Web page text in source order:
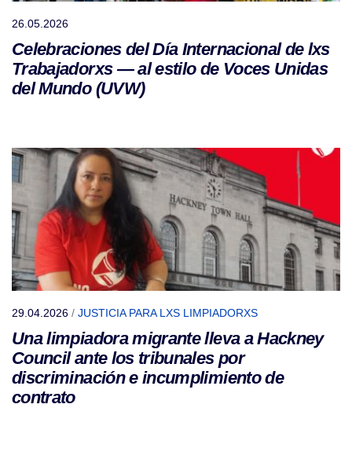
26.05.2026
Celebraciones del Día Internacional de lxs
Trabajadorxs — al estilo de Voces Unidas
del Mundo (UVW)
29.04.2026 / JUSTICIA PARA LXS LIMPIADORXS
Una limpiadora migrante lleva a Hackney
Council ante los tribunales por
discriminación e incumplimiento de
contrato